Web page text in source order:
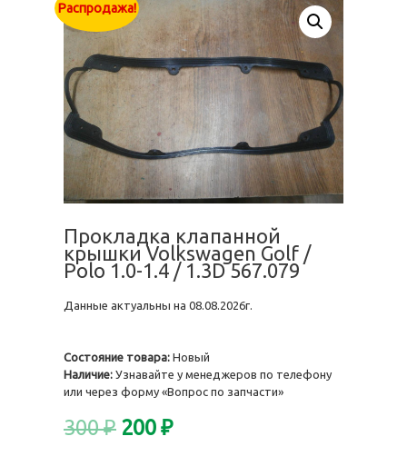
Распродажа!
Прокладка клапанной
крышки Volkswagen Golf /
Polo 1.0-1.4 / 1.3D 567.079
Данные актуальны на 08.08.2026г.
Состояние товара: Новый
Наличие: Узнавайте у менеджеров по телефону
или через форму «Вопрос по запчасти»
300₽ 200₽